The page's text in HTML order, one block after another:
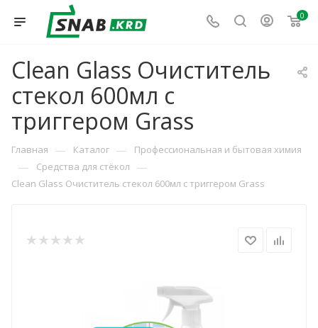
0
Clean Glass Очиститель
стекол 600мл c
триггером Grass
Главная — Каталог — Профессиональная и бытовая химия
— Средства для стёкол —
Clean Glass Очиститель стекол 600мл c триггером Grass